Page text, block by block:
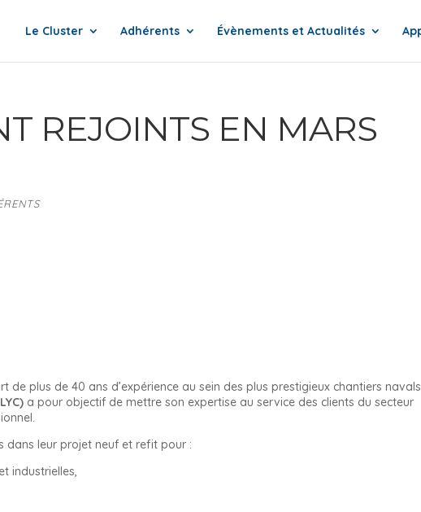
Le Cluster Adhérents Évènements et Actualités
REJOINTS EN MARS
de plus de 40 ans d’expérience au sein des plus prestigieux chantiers navals
a pour objectif de mettre son expertise au service des clients du secteur
dans leur projet neuf et refit pour :
industrielles,